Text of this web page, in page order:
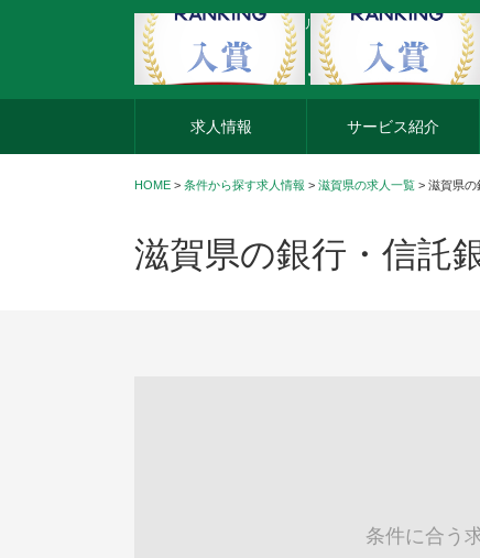
外資系企業の転職・キャリア転職ならアージスジャパン
求人情報 サービス紹介
HOME > 条件から探す求人情報 > 滋賀県の求人一覧 > 滋賀県の
滋賀県の銀行・信託
条件に合う